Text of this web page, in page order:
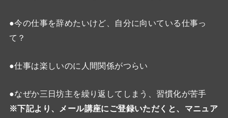
●今の仕事を辞めたいけど、自分に向いている仕事っ
て？
●仕事は楽しいのに人間関係がつらい
●なぜか三日坊主を繰り返してしまう、習慣化が苦手
※下記より、メール講座にご登録いただくと、マニュア